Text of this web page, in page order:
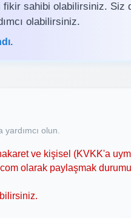
fikir sahibi olabilirsiniz. Siz
olabilirsiniz.
olun.
ve kişisel (KVKK'a
olarak paylaşmak